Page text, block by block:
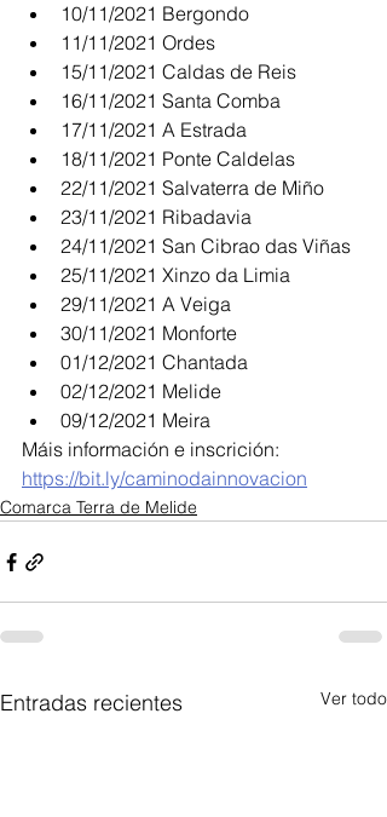
10/11/2021 Bergondo
11/11/2021 Ordes
15/11/2021 Caldas de Reis
16/11/2021 Santa Comba
17/11/2021 A Estrada
18/11/2021 Ponte Caldelas
22/11/2021 Salvaterra de Miño
23/11/2021 Ribadavia
24/11/2021 San Cibrao das Viñas
25/11/2021 Xinzo da Limia
29/11/2021 A Veiga
30/11/2021 Monforte
01/12/2021 Chantada
02/12/2021 Melide
09/12/2021 Meira
Máis información e inscrición:
https://bit.ly/caminodainnovacion
Comarca Terra de Melide
Entradas recientes Ver todo